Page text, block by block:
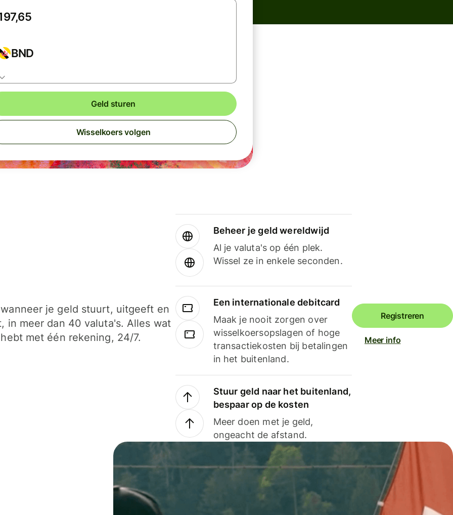
BND
Geld sturen
Wisselkoers volgen
je geld stuurt, uitgeeft en
in meer dan 40 valuta's. Alles wat
met één rekening, 24/7.
Beheer je geld wereldwijd
Al je valuta's op één plek.
Wissel ze in enkele seconden.
Een internationale debitcard
Maak je nooit zorgen over
wisselkoersopslagen of hoge
transactiekosten bij betalingen
in het buitenland.
Stuur geld naar het buitenland,
bespaar op de kosten
Meer doen met je geld,
ongeacht de afstand.
Registreren
Meer info